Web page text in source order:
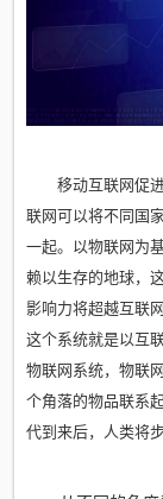
移动互联网促进
联网可以将不同国
一起。以物联网为
赖以生存的地球，
影响力将超越互联
这个系统就是以互
物联网系统，物联
个角落的物品联系
代到来后，人类将